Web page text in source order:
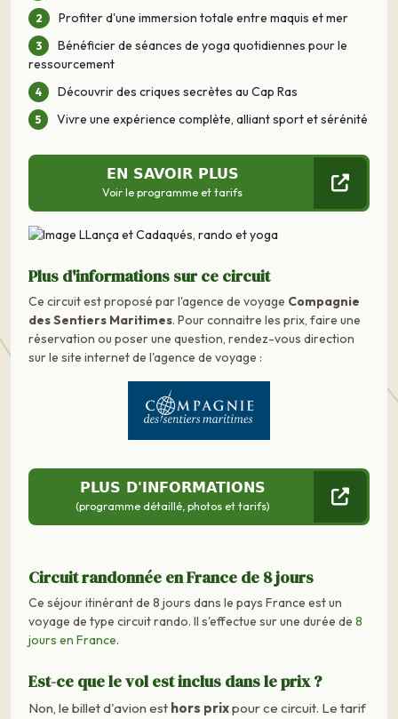
Profiter d'une immersion totale entre maquis et mer
Bénéficier de séances de yoga quotidiennes pour le
ressourcement
Découvrir des criques secrètes au Cap Ras
Vivre une expérience complète, alliant sport et sérénité
EN SAVOIR PLUS
Voir le programme et tarifs
Plus d'informations sur ce circuit
Ce circuit est proposé par l'agence de voyage Compagnie
des Sentiers Maritimes. Pour connaitre les prix, faire une
réservation ou poser une question, rendez-vous direction
sur le site internet de l'agence de voyage :
PLUS D'INFORMATIONS
(programme détaillé, photos et tarifs)
Circuit randonnée en France de 8 jours
Ce séjour itinérant de 8 jours dans le pays France est un
voyage de type circuit rando. Il s'effectue sur une durée de 8
jours en France.
Est-ce que le vol est inclus dans le prix ?
Non, le billet d'avion est hors prixpour ce circuit. Le tarif